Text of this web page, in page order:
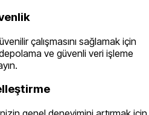
çalışmasını sağlamak için
ve güvenli veri işleme